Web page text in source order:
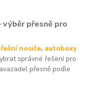
výběr přesně pro
nosiče, autoboxy
správné řešení pro
přesně podle